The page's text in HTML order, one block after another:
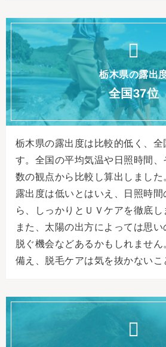
栃木県の露出
全国37位
栃木県の露出度は比較的低く、
す。全国の平均気温や日照時間
数の観点から比較し算出しました
露出度は低いとはいえ、日照時
ら、しっかりとＵＶケアを徹底し
また、太陽の出方によっては思
脱ぐ機会などあるかもしれませ
備え、脱毛ケアは気を抜かないこ